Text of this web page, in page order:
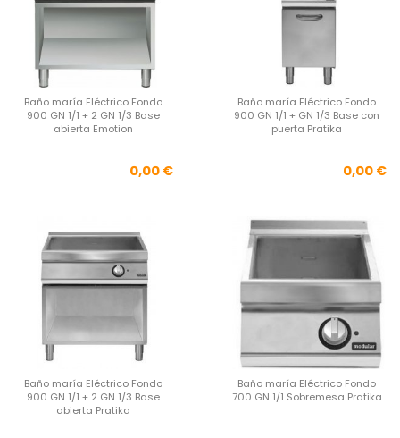
Baño maría Eléctrico Fondo
900 GN 1/1 + 2 GN 1/3 Base
abierta Emotion
Precio
0,00 €
Baño maría Eléctrico Fondo
900 GN 1/1 + GN 1/3 Base con
puerta Pratika
0,00 €
Baño maría Eléctrico Fondo
900 GN 1/1 + 2 GN 1/3 Base
abierta Pratika
Baño maría Eléctrico Fondo
700 GN 1/1 Sobremesa Pratika